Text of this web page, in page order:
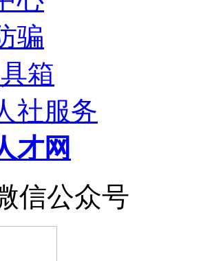
骗
箱
社服务
才网
信公众号